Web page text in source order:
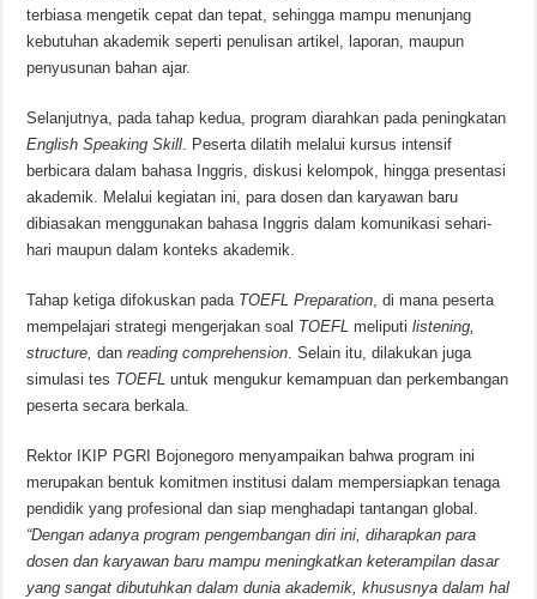
terbiasa mengetik cepat dan tepat, sehingga mampu menunjang
kebutuhan akademik seperti penulisan artikel, laporan, maupun
penyusunan bahan ajar.
Selanjutnya, pada tahap kedua, program diarahkan pada peningkatan
English Speaking Skill. Peserta dilatih melalui kursus intensif
berbicara dalam bahasa Inggris, diskusi kelompok, hingga presentasi
akademik. Melalui kegiatan ini, para dosen dan karyawan baru
dibiasakan menggunakan bahasa Inggris dalam komunikasi sehari-
hari maupun dalam konteks akademik.
Tahap ketiga difokuskan pada TOEFL Preparation, di mana peserta
mempelajari strategi mengerjakan soal TOEFL meliputilistening,
structure, danreading comprehension. Selain itu, dilakukan juga
simulasi tes TOEFL untuk mengukur kemampuan dan perkembangan
peserta secara berkala.
Rektor IKIP PGRI Bojonegoro menyampaikan bahwa program ini
merupakan bentuk komitmen institusi dalam mempersiapkan tenaga
pendidik yang profesional dan siap menghadapi tantangan global.
“Dengan adanya program pengembangan diri ini, diharapkan para
dosen dan karyawan baru mampu meningkatkan keterampilan dasar
yang sangat dibutuhkan dalam dunia akademik, khususnya dalam hal